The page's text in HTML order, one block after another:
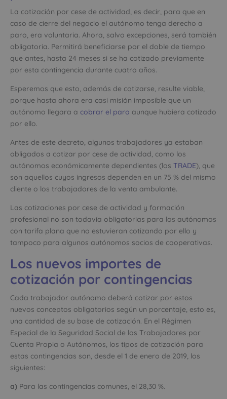
La cotización por cese de actividad, es decir, para que en
caso de cierre del negocio el autónomo tenga derecho a
paro, era voluntaria. Ahora, salvo excepciones, será también
obligatoria. Permitirá beneficiarse por el doble de tiempo
que antes, hasta 24 meses si se ha cotizado previamente
por esta contingencia durante cuatro años.
Esperemos que esto, además de cotizarse, resulte viable,
porque hasta ahora era casi misión imposible que un
autónomo llegara a cobrar el paro aunque hubiera cotizado
por ello.
Antes de este decreto, algunos trabajadores ya estaban
obligados a cotizar por cese de actividad, como los
autónomos económicamente dependientes (los TRADE), que
son aquellos cuyos ingresos dependen en un 75 % del mismo
cliente o los trabajadores de la venta ambulante.
Las cotizaciones por cese de actividad y formación
profesional no son todavía obligatorias para los autónomos
con tarifa plana que no estuvieran cotizando por ello y
tampoco para algunos autónomos socios de cooperativas.
Los nuevos importes de
cotización por contingencias
Cada trabajador autónomo deberá cotizar por estos
nuevos conceptos obligatorios según un porcentaje, esto es,
una cantidad de su base de cotización. En el Régimen
Especial de la Seguridad Social de los Trabajadores por
Cuenta Propia o Autónomos, los tipos de cotización para
estas contingencias son, desde el 1 de enero de 2019, los
siguientes:
a) Para las contingencias comunes, el 28,30 %.